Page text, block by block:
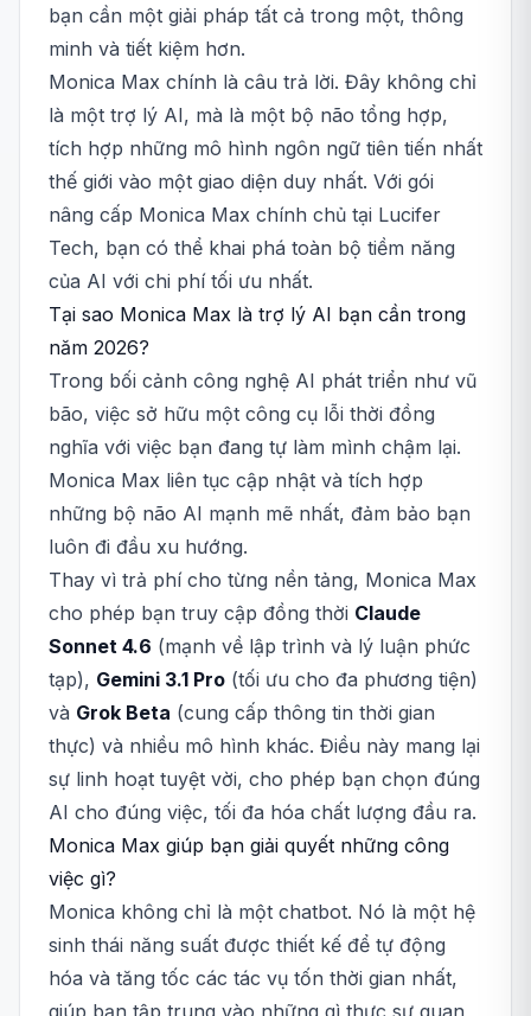
bạn cần một giải pháp tất cả trong một, thông
minh và tiết kiệm hơn.
Monica Max chính là câu trả lời. Đây không chỉ
là một trợ lý AI, mà là một bộ não tổng hợp,
tích hợp những mô hình ngôn ngữ tiên tiến nhất
thế giới vào một giao diện duy nhất. Với gói
nâng cấp Monica Max chính chủ tại Lucifer
Tech, bạn có thể khai phá toàn bộ tiềm năng
của AI với chi phí tối ưu nhất.
Tại sao Monica Max là trợ lý AI bạn cần trong
năm 2026?
Trong bối cảnh công nghệ AI phát triển như vũ
bão, việc sở hữu một công cụ lỗi thời đồng
nghĩa với việc bạn đang tự làm mình chậm lại.
Monica Max liên tục cập nhật và tích hợp
những bộ não AI mạnh mẽ nhất, đảm bảo bạn
luôn đi đầu xu hướng.
Thay vì trả phí cho từng nền tảng, Monica Max
cho phép bạn truy cập đồng thời Claude
Sonnet 4.6 (mạnh về lập trình và lý luận phức
tạp), Gemini 3.1 Pro (tối ưu cho đa phương tiện)
và Grok Beta (cung cấp thông tin thời gian
thực) và nhiều mô hình khác. Điều này mang lại
sự linh hoạt tuyệt vời, cho phép bạn chọn đúng
AI cho đúng việc, tối đa hóa chất lượng đầu ra.
Monica Max giúp bạn giải quyết những công
việc gì?
Monica không chỉ là một chatbot. Nó là một hệ
sinh thái năng suất được thiết kế để tự động
hóa và tăng tốc các tác vụ tốn thời gian nhất,
giúp bạn tập trung vào những gì thực sự quan